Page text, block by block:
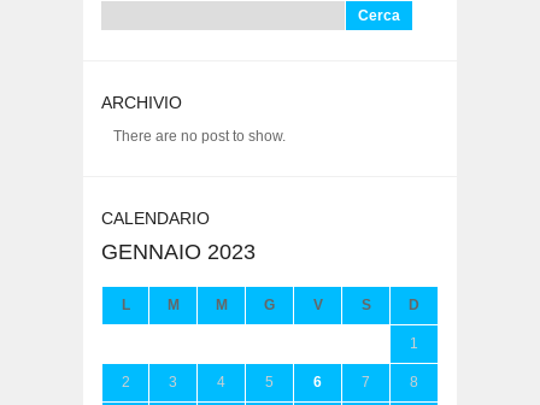
per:
ARCHIVIO
There are no post to show.
CALENDARIO
GENNAIO 2023
L M M G V S D
1
2 3 4 5 6 7 8